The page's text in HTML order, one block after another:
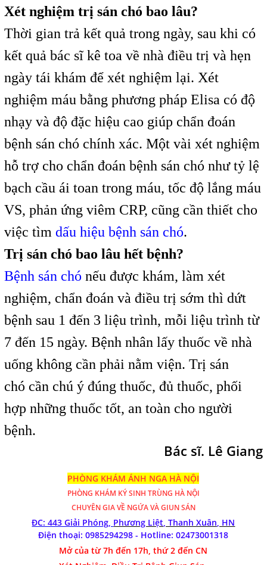
Xét nghiệm trị sán chó bao lâu?
Thời gian trả kết quả trong ngày, sau khi có
kết quả bác sĩ kê toa về nhà điều trị và hẹn
ngày tái khám để xét nghiệm lại. Xét
nghiệm máu bằng phương pháp Elisa có độ
nhạy và độ đặc hiệu cao giúp chẩn đoán
bệnh sán chó chính xác. Một vài xét nghiệm
hỗ trợ cho chẩn đoán bệnh sán chó như tỷ lệ
bạch cầu ái toan trong máu, tốc độ lắng máu
VS, phản ứng viêm CRP, cũng cần thiết cho
việc tìm dấu hiệu bệnh sán chó.
Trị sán chó bao lâu hết bệnh?
Bệnh sán chó nếu được khám, làm xét
nghiệm, chẩn đoán và điều trị sớm thì dứt
bệnh sau 1 đến 3 liệu trình, mỗi liệu trình từ
7 đến 15 ngày. Bệnh nhân lấy thuốc về nhà
uống không cần phải nằm viện. Trị sán
chó cần chú ý đúng thuốc, đủ thuốc, phối
hợp những thuốc tốt, an toàn cho người
bệnh.
Bác sĩ. Lê Giang
PHÒNG KHÁM ÁNH NGA HÀ NỘI
PHÒNG KHÁM KÝ SINH TRÙNG HÀ NỘI
CHUYÊN GIA VỀ NGỨA VÀ GIUN SÁN
ĐC: 443 Giải Phóng, Phương Liệt, Thanh Xuân, HN
Điện thoại: 0985294298 - Hotline:02473001318
Mở của từ 7h đến 17h, thứ 2 đến CN